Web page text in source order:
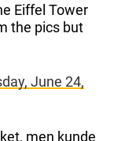
Eiffel Tower
the pics but
June 24,
men kunde